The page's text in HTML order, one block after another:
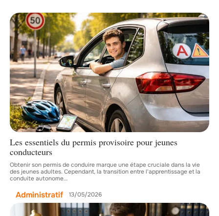
Les essentiels du permis provisoire pour jeunes
conducteurs
Obtenir son permis de conduire marque une étape cruciale dans la vie
des jeunes adultes. Cependant, la transition entre l'apprentissage et la
conduite autonome…
Administratif 13/05/2026